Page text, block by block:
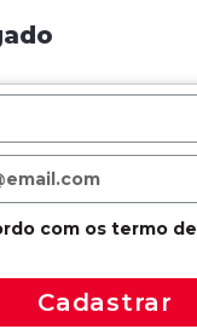
com os termo de
Cadastrar